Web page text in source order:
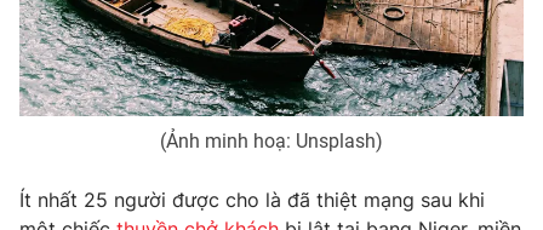
Hậu trường
Nhân vật
Khán giả
Điện ảnh
Âm nhạc
Đời sống
Du lịch
Chất lượng cuộc sống
Tuyển sinh
Công nghệ
(Ảnh minh hoạ: Unsplash)
Ít nhất 25 người được cho là đã thiệt mạng sau khi